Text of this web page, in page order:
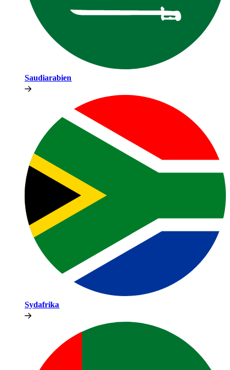
Saudiarabien​​
Sydafrika​​